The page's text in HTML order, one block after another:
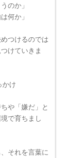
のか」
何か」
つけるのでは
けていきま
かけ
や「嫌だ」と
で育ちまし
それを言葉に